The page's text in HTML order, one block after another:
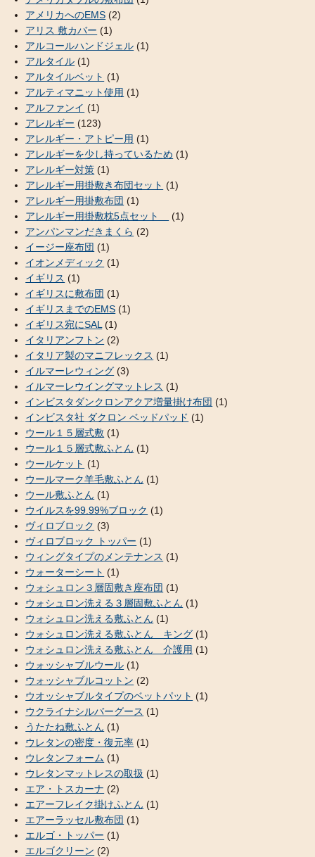
アメリカへのEMS (2)
アリス 敷カバー (1)
アルコールハンドジェル (1)
アルタイル (1)
アルタイルベット (1)
アルティマニット使用 (1)
アルファンイ (1)
アレルギー (123)
アレルギー・アトピー用 (1)
アレルギーを少し持っているため (1)
アレルギー対策 (1)
アレルギー用掛敷き布団セット (1)
アレルギー用掛敷布団 (1)
アレルギー用掛敷枕5点セット
(1)
アンパンマンだきまくら (2)
イージー座布団 (1)
イオンメディック (1)
イギリス (1)
イギリスに敷布団 (1)
イギリスまでのEMS (1)
イギリス宛にSAL (1)
イタリアンフトン (2)
イタリア製のマニフレックス (1)
イルマーレウィング (3)
イルマーレウイングマットレス (1)
インビスタダンクロンアクア増量掛け布団 (1)
インビスタ社 ダクロン ベッドパッド (1)
ウール１５層式敷 (1)
ウール１５層式敷ふとん (1)
ウールケット (1)
ウールマーク羊毛敷ふとん (1)
ウール敷ふとん (1)
ウイルスを99.99%ブロック (1)
ヴィロブロック (3)
ヴィロブロック トッパー (1)
ウィングタイプのメンテナンス (1)
ウォーターシート (1)
ウォシュロン３層固敷き座布団 (1)
ウォシュロン洗える３層固敷ふとん (1)
ウォシュロン洗える敷ふとん (1)
ウォシュロン洗える敷ふとん キング (1)
ウォシュロン洗える敷ふとん 介護用 (1)
ウォッシャブルウール (1)
ウォッシャブルコットン (2)
ウオッシャブルタイプのベットパット (1)
ウクライナシルバーグース (1)
うたたね敷ふとん (1)
ウレタンの密度・復元率 (1)
ウレタンフォーム (1)
ウレタンマットレスの取扱 (1)
エア・トスカーナ (2)
エアーフレイク掛けふとん (1)
エアーラッセル敷布団 (1)
エルゴ・トッパー (1)
エルゴクリーン (2)